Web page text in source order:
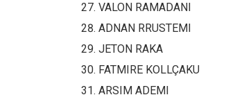
VALON RAMADANI
ADNAN RRUSTEMI
JETON RAKA
FATMIRE KOLLÇAKU
ARSIM ADEMI